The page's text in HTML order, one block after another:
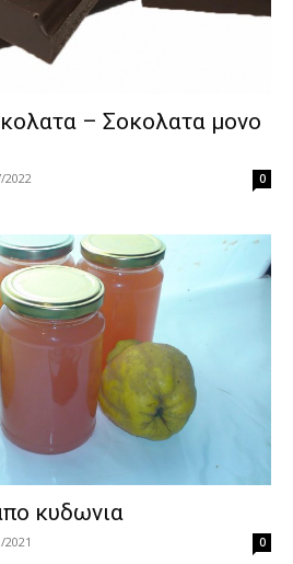
– Σοκολατα μονο
2022 0
κυδωνια
2021 0